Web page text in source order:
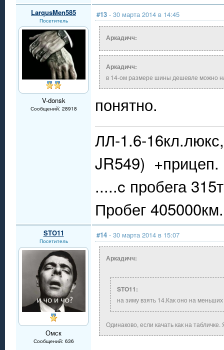
LarqusMen585
Посетитель
V-donsk
Сообщений: 28918
#13 - 30 марта 2014 в 14:45
Аркадичч:
Аркадичч:
в 14-ом размере шины дешевле можно
понятно.
ЛЛ-1.6-
JR549) +прицеп.
.....c пробега
Пробег
STO11
Посетитель
Омск
Сообщений: 636
#14 - 30 марта 2014 в 15:07
Аркадичч:
STO11:
на зиму взять 14.Как оно на меньших
Одинаково, если качать как на